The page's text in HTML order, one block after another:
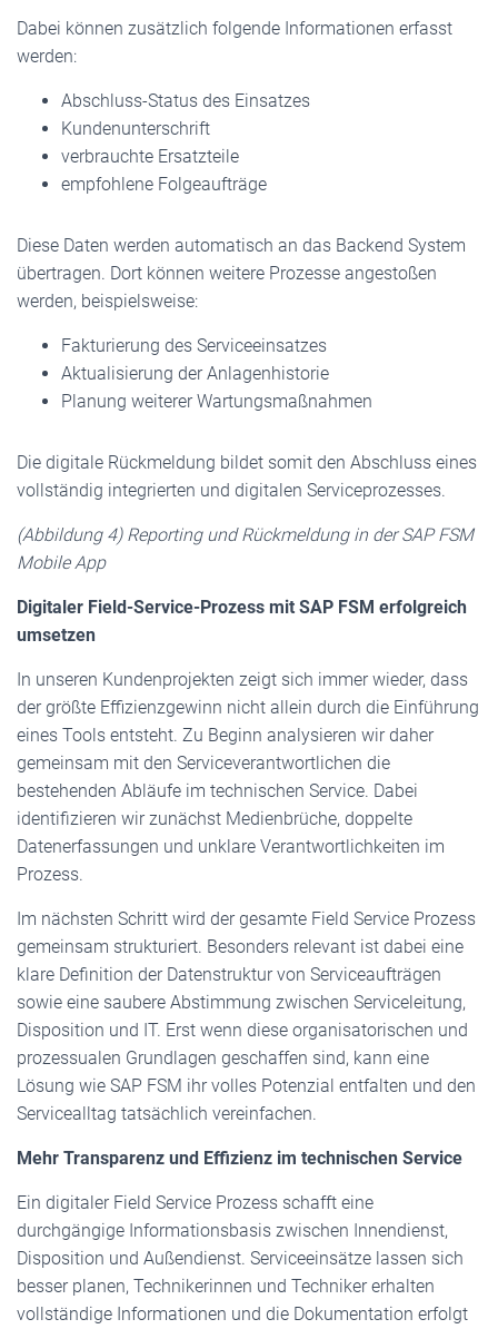
Dabei können zusätzlich folgende Informationen erfasst
werden:
Abschluss-Status des Einsatzes
Kundenunterschrift
verbrauchte Ersatzteile
empfohlene Folgeaufträge
Diese Daten werden automatisch an das Backend System
übertragen. Dort können weitere Prozesse angestoßen
werden, beispielsweise:
Fakturierung des Serviceeinsatzes
Aktualisierung der Anlagenhistorie
Planung weiterer Wartungsmaßnahmen
Die digitale Rückmeldung bildet somit den Abschluss eines
vollständig integrierten und digitalen Serviceprozesses.
(Abbildung 4) Reporting und Rückmeldung in der SAP FSM
Mobile App
Digitaler Field-Service-Prozess mit SAP FSM erfolgreich
umsetzen
In unseren Kundenprojekten zeigt sich immer wieder, dass
der größte Effizienzgewinn nicht allein durch die Einführung
eines Tools entsteht. Zu Beginn analysieren wir daher
gemeinsam mit den Serviceverantwortlichen die
bestehenden Abläufe im technischen Service. Dabei
identifizieren wir zunächst Medienbrüche, doppelte
Datenerfassungen und unklare Verantwortlichkeiten im
Prozess.
Im nächsten Schritt wird der gesamte Field Service Prozess
gemeinsam strukturiert. Besonders relevant ist dabei eine
klare Definition der Datenstruktur von Serviceaufträgen
sowie eine saubere Abstimmung zwischen Serviceleitung,
Disposition und IT. Erst wenn diese organisatorischen und
prozessualen Grundlagen geschaffen sind, kann eine
Lösung wie SAP FSM ihr volles Potenzial entfalten und den
Servicealltag tatsächlich vereinfachen.
Mehr Transparenz und Effizienz im technischen Service
Ein digitaler Field Service Prozess schafft eine
durchgängige Informationsbasis zwischen Innendienst,
Disposition und Außendienst. Serviceeinsätze lassen sich
besser planen, Technikerinnen und Techniker erhalten
vollständige Informationen und die Dokumentation erfolgt